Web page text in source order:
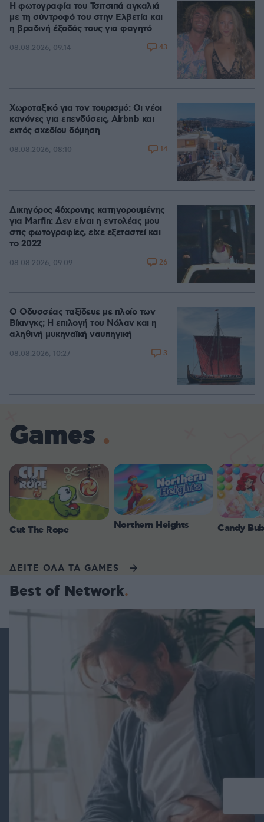
Η φωτογραφία του Τσιτσιπά αγκαλιά
με τη σύντροφό του στην Ελβετία και
η βραδινή έξοδός τους για φαγητό
08.08.2026, 09:14 43
Χωροταξικό για τον τουρισμό: Οι νέοι
κανόνες για επενδύσεις, Airbnb και
εκτός σχεδίου δόμηση
08.08.2026, 08:10 14
Δικηγόρος 46χρονης κατηγορουμένης
για Marfin: Δεν είναι η εντολέας μου
στις φωτογραφίες, είχε εξεταστεί και
το 2022
08.08.2026, 09:09 26
Ο Οδυσσέας ταξίδευε με πλοίο των
Βίκινγκς; Η επιλογή του Νόλαν και η
αληθινή μυκηναϊκή ναυπηγική
08.08.2026, 10:27 3
Games
Cut The Rope Northern Heights Candy
ΔΕΙΤΕ ΟΛΑ ΤΑ GAMES
Best of Network